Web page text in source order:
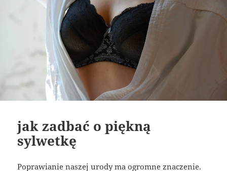
jak zadbać o piękną
sylwetkę
Poprawianie naszej urody ma ogromne znaczenie.